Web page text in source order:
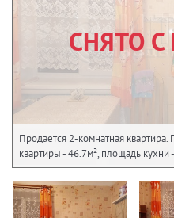
СНЯТО
Продается 2-комнатная
квартиры - 46.7м², площадь кухни